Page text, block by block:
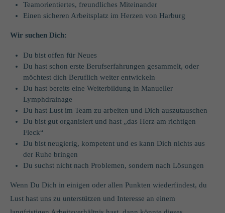
Teamorientiertes, freundliches Miteinander
Einen sicheren Arbeitsplatz im Herzen von Harburg
Wir suchen Dich:
Du bist offen für Neues
Du hast schon erste Berufserfahrungen gesammelt, oder
möchtest dich Beruflich weiter entwickeln
Du hast bereits eine Weiterbildung in Manueller
Lymphdrainage
Du hast Lust im Team zu arbeiten und Dich auszutauschen
Du bist gut organisiert und hast „das Herz am richtigen
Fleck“
Du bist neugierig, kompetent und es kann Dich nichts aus
der Ruhe bringen
Du suchst nicht nach Problemen, sondern nach Lösungen
Wenn Du Dich in einigen oder allen Punkten wiederfindest, du
Lust hast uns zu unterstützen und Interesse an einem